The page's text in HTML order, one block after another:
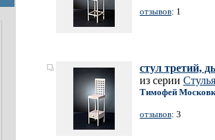
отзывов: 1
стул третий,
из серии Стулья
Тимофей
отзывов: 3